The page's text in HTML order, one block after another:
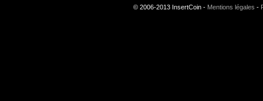
© 2006-2013 InsertCoin - Mentions légales -